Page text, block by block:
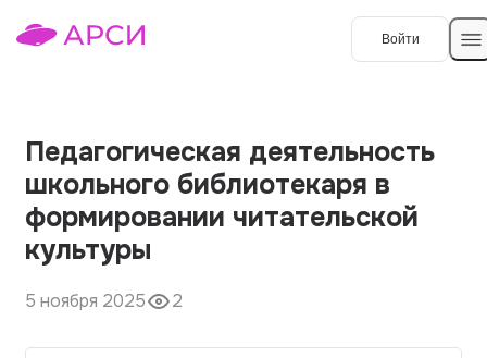
Войти
Темы работ
О сервисе
О компании
Контакты
Педагогическая деятельность
школьного библиотекаря в
формировании читательской
культуры
5 ноября 2025 2